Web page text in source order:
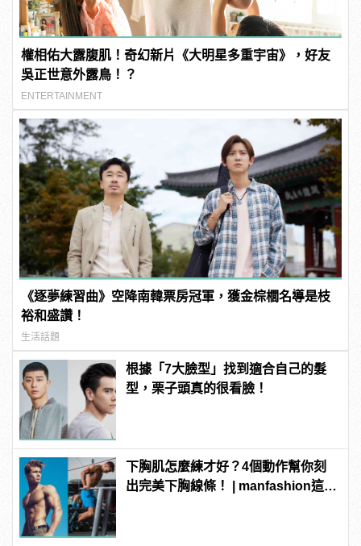
權相佑大露腹肌！奇幻新片《大明星多重宇宙》，好友
吳正世意外露鳥！？
ENTERTAINMENT
《逐夢練習曲》空降南韓票房冠軍，獲金棕櫚名導是枝
裕和盛讚！
生活話題
根據「7大臉型」找到適合自己的髮
型，栗子頭真的很看臉！
下胸肌怎麼練才好？4個動作幫你刻
出完美下胸線條！ | manfashion這樣